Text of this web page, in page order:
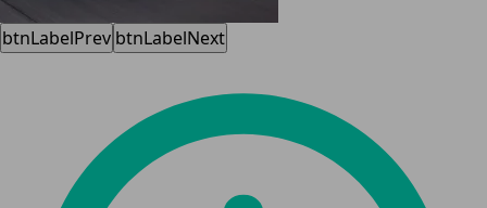
btnLabelPrev btnLabelNext